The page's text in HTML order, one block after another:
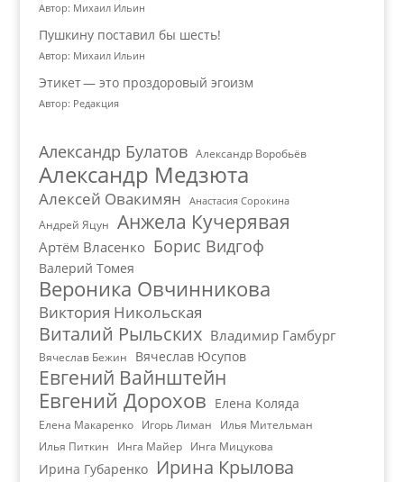
Автор: Михаил Ильин
Пушкину поставил бы шесть!
Автор: Михаил Ильин
Этикет — это проздоровый эгоизм
Автор: Редакция
Александр Булатов Александр Воробьёв
Александр Медзюта
Алексей Овакимян Анастасия Сорокина
Андрей Яцун Анжела Кучерявая
Артём Власенко Борис Видгоф
Валерий Томея
Вероника Овчинникова
Виктория Никольская
Виталий Рыльских Владимир Гамбург
Вячеслав Бежин Вячеслав Юсупов
Евгений Вайнштейн
Евгений Дорохов Елена Коляда
Елена Макаренко Игорь Лиман
Илья Мительман
Илья Питкин
Инга Майер Инга Мицукова
Ирина Губаренко Ирина Крылова